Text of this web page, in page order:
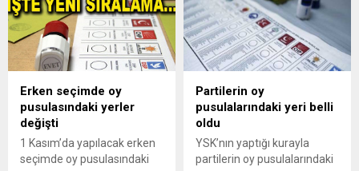
Erken seçimde oy
pusulasındaki yerler
değişti
1 Kasım’da yapılacak erken
seçimde oy pusulasındaki
Partilerin oy
pusulalarındaki yeri belli
oldu
YSK’nın yaptığı kurayla
partilerin oy pusulalarındaki